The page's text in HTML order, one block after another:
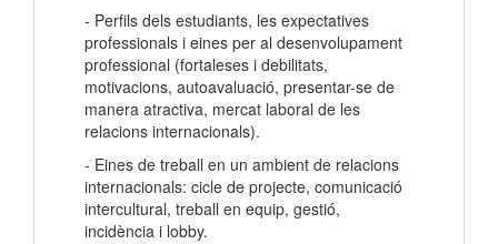
- Perfils dels estudiants, les expectatives
professionals i eines per al desenvolupament
professional (fortaleses i debilitats,
motivacions, autoavaluació, presentar-se de
manera atractiva, mercat laboral de les
relacions internacionals).
- Eines de treball en un ambient de relacions
internacionals: cicle de projecte, comunicació
intercultural, treball en equip, gestió,
incidència i lobby.